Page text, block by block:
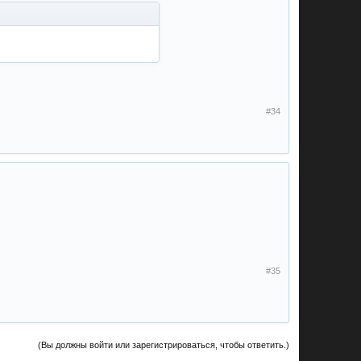
#34
#35
(Вы должны войти или зарегистрироваться, чтобы ответить.)